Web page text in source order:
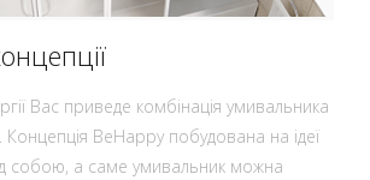
Вас приведе комбінація умивальника
BeHappy побудована на ідеї
собою, а саме умивальник можна